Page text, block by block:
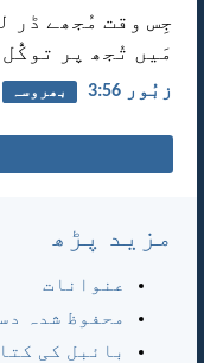
جِس وقت مُجھے ڈر
مَیں تُجھ پر
زبُور 56:‏3 بھروسہ
مزید پڑھ
عنوانات
محفوظ شدہ
بائبل کی